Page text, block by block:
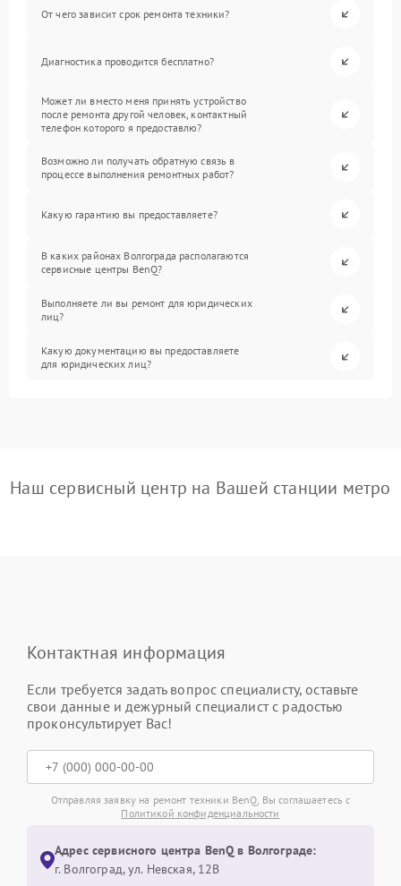
От чего зависит срок ремонта техники?
Диагностика проводится бесплатно?
Может ли вместо меня принять устройство
после ремонта другой человек, контактный
телефон которого я предоставлю?
Возможно ли получать обратную связь в
процессе выполнения ремонтных работ?
Какую гарантию вы предоставляете?
В каких районах Волгограда располагаются
сервисные центры BenQ?
Выполняете ли вы ремонт для юридических
лиц?
Какую документацию вы предоставляете
для юридических лиц?
Наш сервисный центр на Вашей станции метро
Контактная информация
Если требуется задать вопрос специалисту, оставьте
свои данные и дежурный специалист с радостью
проконсультирует Вас!
Отправляя заявку на ремонт техники BenQ, Вы соглашаетесь с
Политикой конфиденциальности
Адрес сервисного центра BenQ в Волгограде:
г. Волгоград, ул. Невская, 12В